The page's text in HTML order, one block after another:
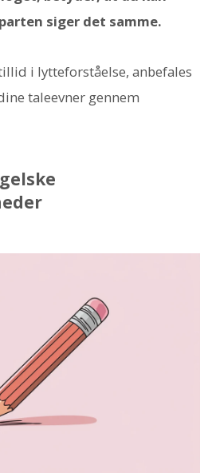
siger det samme.
i lytteforståelse, anbefales
taleevner gennem